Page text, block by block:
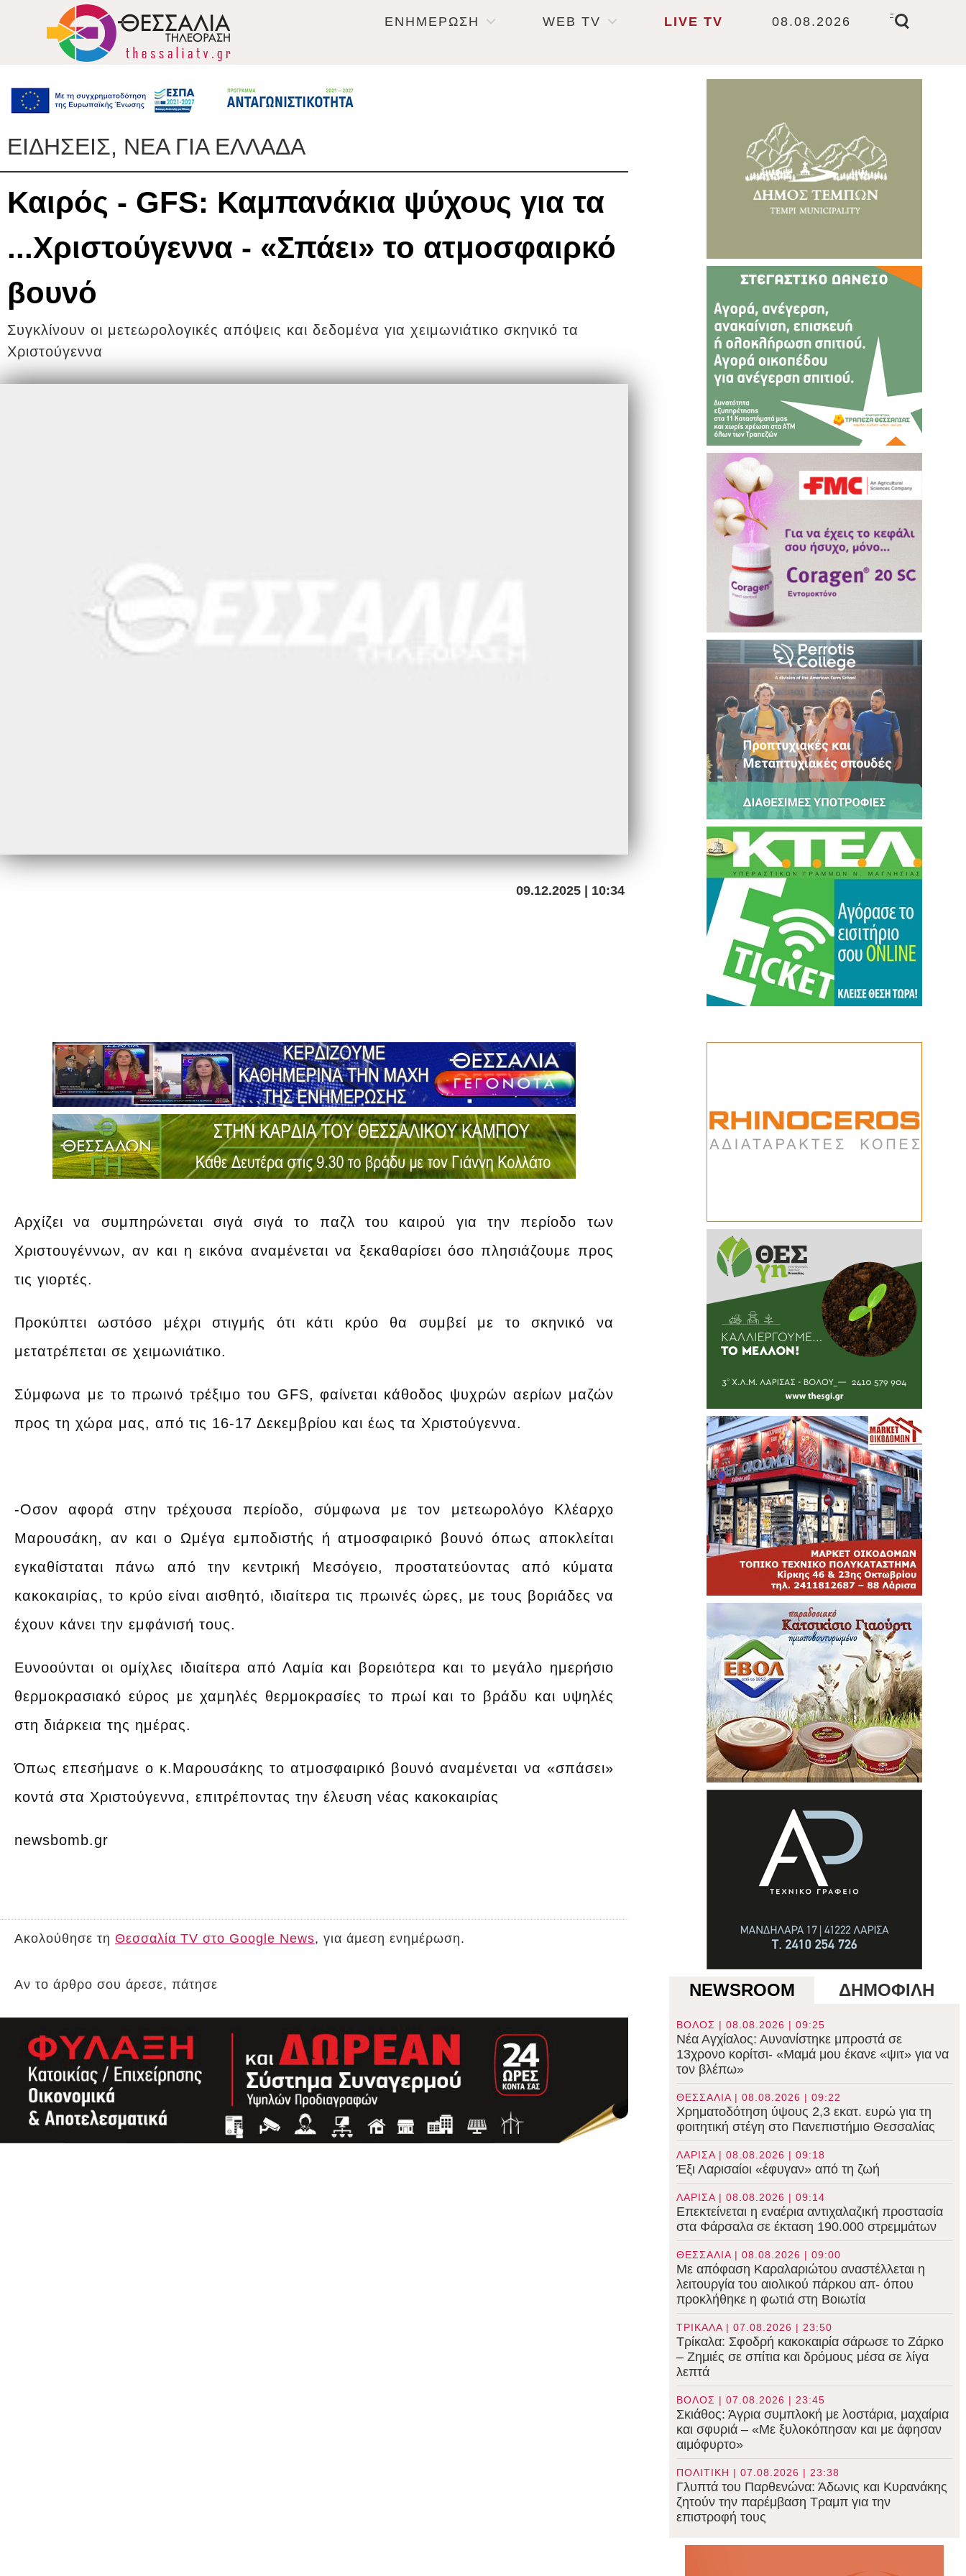
ΕΝΗΜΕΡΩΣΗ WEB TV LIVE TV 08.08.2026
-
ΕΙΔΗΣΕΙΣ, ΝΕΑ ΓΙΑ ΕΛΛΑΔΑ
Καιρός - GFS: Καμπανάκια ψύχους για τα
...Χριστούγεννα - «Σπάει» το ατμοσφαιρκό
βουνό
Συγκλίνουν οι μετεωρολογικές απόψεις και δεδομένα για χειμωνιάτικο σκηνικό τα
Χριστούγεννα
09.12.2025 | 10:34
Αρχίζει να συμπηρώνεται σιγά σιγά το παζλ του καιρού για την περίοδο των
Χριστουγέννων, αν και η εικόνα αναμένεται να ξεκαθαρίσει όσο πλησιάζουμε προς
τις γιορτές.
Προκύπτει ωστόσο μέχρι στιγμής ότι κάτι κρύο θα συμβεί με το σκηνικό να
μετατρέπεται σε χειμωνιάτικο.
Σύμφωνα με το πρωινό τρέξιμο του GFS, φαίνεται κάθοδος ψυχρών αερίων μαζών
προς τη χώρα μας, από τις 16-17 Δεκεμβρίου και έως τα Χριστούγεννα.
-Οσον αφορά στην τρέχουσα περίοδο, σύμφωνα με τον μετεωρολόγο Κλέαρχο
Μαρουσάκη, αν και ο Ωμέγα εμποδιστής ή ατμοσφαιρικό βουνό όπως αποκλείται
εγκαθίσταται πάνω από την κεντρική Μεσόγειο, προστατεύοντας από κύματα
κακοκαιρίας, το κρύο είναι αισθητό, ιδιαίτερα τις πρωινές ώρες, με τους βοριάδες να
έχουν κάνει την εμφάνισή τους.
Ευνοούνται οι ομίχλες ιδιαίτερα από Λαμία και βορειότερα και το μεγάλο ημερήσιο
θερμοκρασιακό εύρος με χαμηλές θερμοκρασίες το πρωί και το βράδυ και υψηλές
στη διάρκεια της ημέρας.
Όπως επεσήμανε ο κ.Μαρουσάκης το ατμοσφαιρικό βουνό αναμένεται να «σπάσει»
κοντά στα Χριστούγεννα, επιτρέποντας την έλευση νέας κακοκαιρίας
newsbomb.gr
Ακολούθησε τη Θεσσαλία TV στο Google News, για άμεση ενημέρωση.
Αν το άρθρο σου άρεσε, πάτησε NEWSROOM ΔΗΜΟΦΙΛΗ
ΒΟΛΟΣ | 08.08.2026 | 09:25
Νέα Αγχίαλος: Αυνανίστηκε μπροστά σε
13χρονο κορίτσι- «Μαμά μου έκανε «ψιτ» για να
τον βλέπω»
ΘΕΣΣΑΛΙΑ | 08.08.2026 | 09:22
Χρηματοδότηση ύψους 2,3 εκατ. ευρώ για τη
φοιτητική στέγη στο Πανεπιστήμιο Θεσσαλίας
ΛΑΡΙΣΑ | 08.08.2026 | 09:18
Έξι Λαρισαίοι «έφυγαν» από τη ζωή
ΛΑΡΙΣΑ | 08.08.2026 | 09:14
Επεκτείνεται η εναέρια αντιχαλαζική προστασία
στα Φάρσαλα σε έκταση 190.000 στρεμμάτων
ΘΕΣΣΑΛΙΑ | 08.08.2026 | 09:00
Με απόφαση Καραλαριώτου αναστέλλεται η
λειτουργία του αιολικού πάρκου απ- όπου
προκλήθηκε η φωτιά στη Βοιωτία
ΤΡΙΚΑΛΑ | 07.08.2026 | 23:50
Τρίκαλα: Σφοδρή κακοκαιρία σάρωσε το Ζάρκο
– Ζημιές σε σπίτια και δρόμους μέσα σε λίγα
λεπτά
ΒΟΛΟΣ | 07.08.2026 | 23:45
Σκιάθος: Άγρια συμπλοκή με λοστάρια, μαχαίρια
και σφυριά – «Με ξυλοκόπησαν και με άφησαν
αιμόφυρτο»
ΠΟΛΙΤΙΚΗ | 07.08.2026 | 23:38
Γλυπτά του Παρθενώνα: Άδωνις και Κυρανάκης
ζητούν την παρέμβαση Τραμπ για την
επιστροφή τους